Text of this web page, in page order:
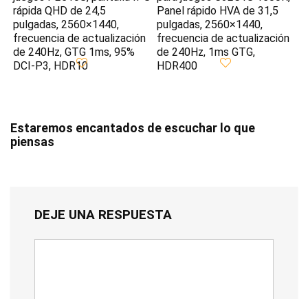
rápida QHD de 24,5
pulgadas, 2560×1440,
frecuencia de actualización
de 240Hz, GTG 1ms, 95%
DCI-P3, HDR10
Panel rápido HVA de 31,5
pulgadas, 2560×1440,
frecuencia de actualización
de 240Hz, 1ms GTG,
HDR400
Estaremos encantados de escuchar lo que
piensas
DEJE UNA RESPUESTA